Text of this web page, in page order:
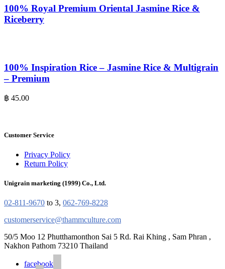
100% Royal Premium Oriental Jasmine Rice &
Riceberry
100% Inspiration Rice – Jasmine Rice & Multigrain
– Premium
฿ 45.00
Customer Service
Privacy Policy
Return Policy
Unigrain marketing (1999) Co., Ltd.
02-811-9670 to 3, 062-769-8228
customerservice@thammculture.com
50/5 Moo 12 Phutthamonthon Sai 5 Rd. Rai Khing , Sam Phran ,
Nakhon Pathom 73210 Thailand
facebook